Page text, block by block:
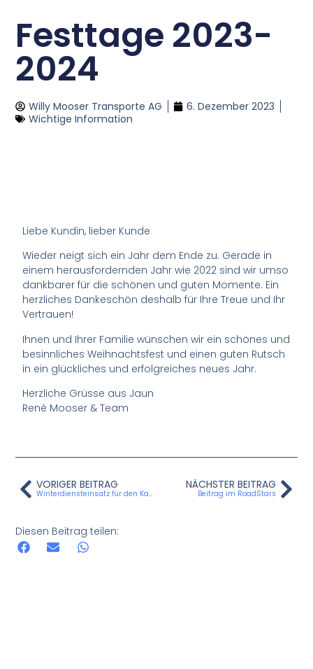
Festtage 2023-
2024
Willy Mooser Transporte AG
6. Dezember 2023
Wichtige Information
Liebe Kundin, lieber Kunde
Wieder neigt sich ein Jahr dem Ende zu. Gerade in
einem herausfordernden Jahr wie 2022 sind wir umso
dankbarer für die schönen und guten Momente. Ein
herzliches Dankeschön deshalb für Ihre Treue und Ihr
Vertrauen!
Ihnen und Ihrer Familie wünschen wir ein schönes und
besinnliches Weihnachtsfest und einen guten Rutsch
in ein glückliches und erfolgreiches neues Jahr.
Herzliche Grüsse aus Jaun
René Mooser & Team
VORIGER BEITRAG
Winterdiensteinsatz für den Kanton Freiburg
NÄCHSTER BEITRAG
Beitrag im RoadStars
Diesen Beitrag teilen: